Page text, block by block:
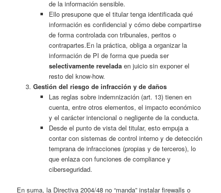
de la información sensible.
Ello presupone que el titular tenga identificada qué
información es confidencial y cómo debe compartirse
de forma controlada con tribunales, peritos o
contrapartes.En la práctica, obliga a organizar la
información de PI de forma que pueda ser
selectivamente revelada en juicio sin exponer el
resto del know‑how.
Gestión del riesgo de infracción y de daños
Las reglas sobre indemnización (art. 13) tienen en
cuenta, entre otros elementos, el impacto económico
y el carácter intencional o negligente de la conducta.
Desde el punto de vista del titular, esto empuja a
contar con sistemas de control interno y de detección
temprana de infracciones (propias y de terceros), lo
que enlaza con funciones de compliance y
ciberseguridad.
En suma, la Directiva 2004/48 no “manda” instalar firewalls o